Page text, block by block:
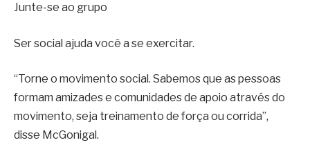
Junte-se ao grupo
Ser social ajuda você a se exercitar.
“Torne o movimento social. Sabemos que as pessoas
formam amizades e comunidades de apoio através do
movimento, seja treinamento de força ou corrida”,
disse McGonigal.